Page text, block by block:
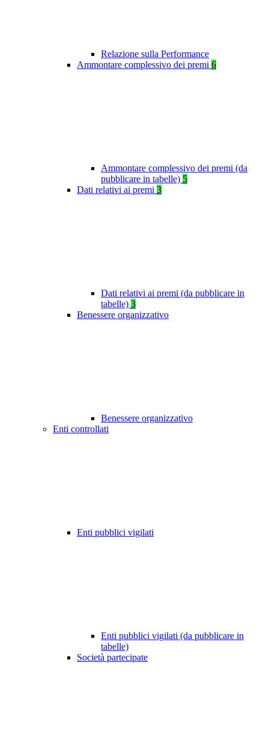
Relazione sulla Performance
Ammontare complessivo dei premi 6
Ammontare complessivo dei premi (da
pubblicare in tabelle) 5
Dati relativi ai premi 3
Dati relativi ai premi (da pubblicare in
tabelle) 3
Benessere organizzativo
Benessere organizzativo
Enti controllati
Enti pubblici vigilati
Enti pubblici vigilati (da pubblicare in
tabelle)
Società partecipate